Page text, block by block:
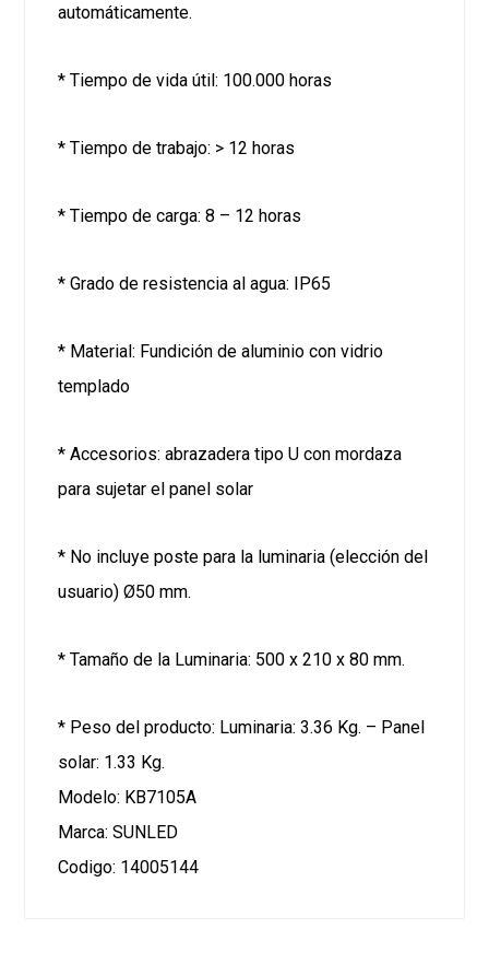
automáticamente.
* Tiempo de vida útil: 100.000 horas
* Tiempo de trabajo: > 12 horas
* Tiempo de carga: 8 – 12 horas
* Grado de resistencia al agua: IP65
* Material: Fundición de aluminio con vidrio
templado
* Accesorios: abrazadera tipo U con mordaza
para sujetar el panel solar
* No incluye poste para la luminaria (elección del
usuario) Ø50 mm.
* Tamaño de la Luminaria: 500 x 210 x 80 mm.
* Peso del producto: Luminaria: 3.36 Kg. – Panel
solar: 1.33 Kg.
Modelo: KB7105A
Marca: SUNLED
Codigo: 14005144